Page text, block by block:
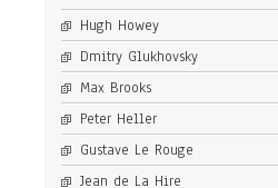
Hugh Howey
Dmitry Glukhovsky
Max Brooks
Peter Heller
Gustave Le Rouge
Jean de La Hire